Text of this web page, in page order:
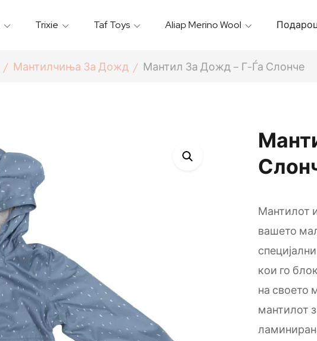
Trixie Taf Toys Aliap Merino Wool
Мантилчиња За Дожд Мантил За Дожд – Г-Ѓа Слонче
Мантилот
вашето
кои го
на своето
мантилот